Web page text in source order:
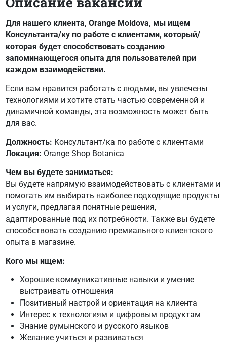
Для нашего клиента, Orange Moldova, мы ищем
Консультанта/ку по работе с клиентами, который/
которая будет способствовать созданию
запоминающегося опыта для пользователей при
каждом взаимодействии.
Если вам нравится работать с людьми, вы увлечены
технологиями и хотите стать частью современной и
динамичной команды, эта возможность может быть
для вас.
Должность: Консультант/ка по работе с клиентами
Локация: Orange Shop Botanica
Чем вы будете заниматься:
Вы будете напрямую взаимодействовать с клиентами и
помогать им выбирать наиболее подходящие продукты
и услуги, предлагая понятные решения,
адаптированные под их потребности. Также вы будете
способствовать созданию премиального клиентского
опыта в магазине.
Кого мы ищем:
Хорошие коммуникативные навыки и умение
выстраивать отношения
Позитивный настрой и ориентация на клиента
Интерес к технологиям и цифровым продуктам
Знание румынского и русского языков
Желание учиться и развиваться